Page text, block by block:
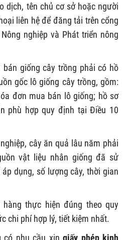
dịch, tên chủ cơ sở hoặc người
liên hệ để đăng tải trên cổng
nghiệp và Phát triển nông
giống cây trồng phải có hồ
gốc lô giống cây trồng, gồm:
đơn mua bán lô giống; hồ sơ
phù hợp quy định tại Điều 10
cây ăn quả lâu năm phải
vật liệu nhân giống đã sử
dụng, số lượng cây, thời gian
thực hiện đúng theo quy
chi phí hợp lý, tiết kiệm nhất.
có nhu cầu xin giấy phép kinh